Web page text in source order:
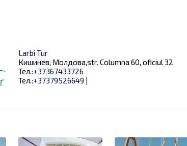
Larbi Tur
Кишинев; Молдова,str. Columna 60, oficiul 32
Тел.:+37367433726
Тел.:+37379526649 |